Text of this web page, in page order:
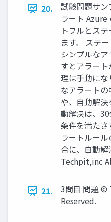
20.
試験問題サン
ラート Azure
トフルとス
ます。 ステ
シンプルな
すとアラー
理は手動にな
なアラート
や、自動解決
動解決は、
条件を満たさ
ラートルー
合に、自動
Techpit,inc
21.
3問目 問題 ©
Reserved.